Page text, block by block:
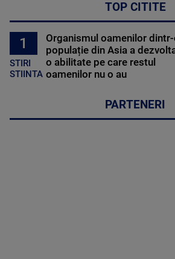
TOP CITITE
1
STIRI
STIINTA
Organismul oamenilor
populație din Asia a
o abilitate pe care restul
oamenilor nu o au
PARTENERI